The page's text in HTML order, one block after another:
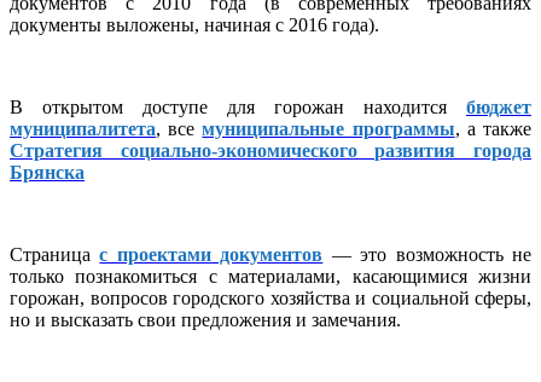
документы выложены, начиная с 2016 года).
В открытом доступе для горожан находится бюджет
муниципалитета, всемуниципальные программы, а также
Стратегия социально-экономического развития города
Брянска
Страницас проектами документов — это возможность не
только познакомиться с материалами, касающимися жизни
горожан, вопросов городского хозяйства и социальной сферы,
но и высказать свои предложения и замечания.